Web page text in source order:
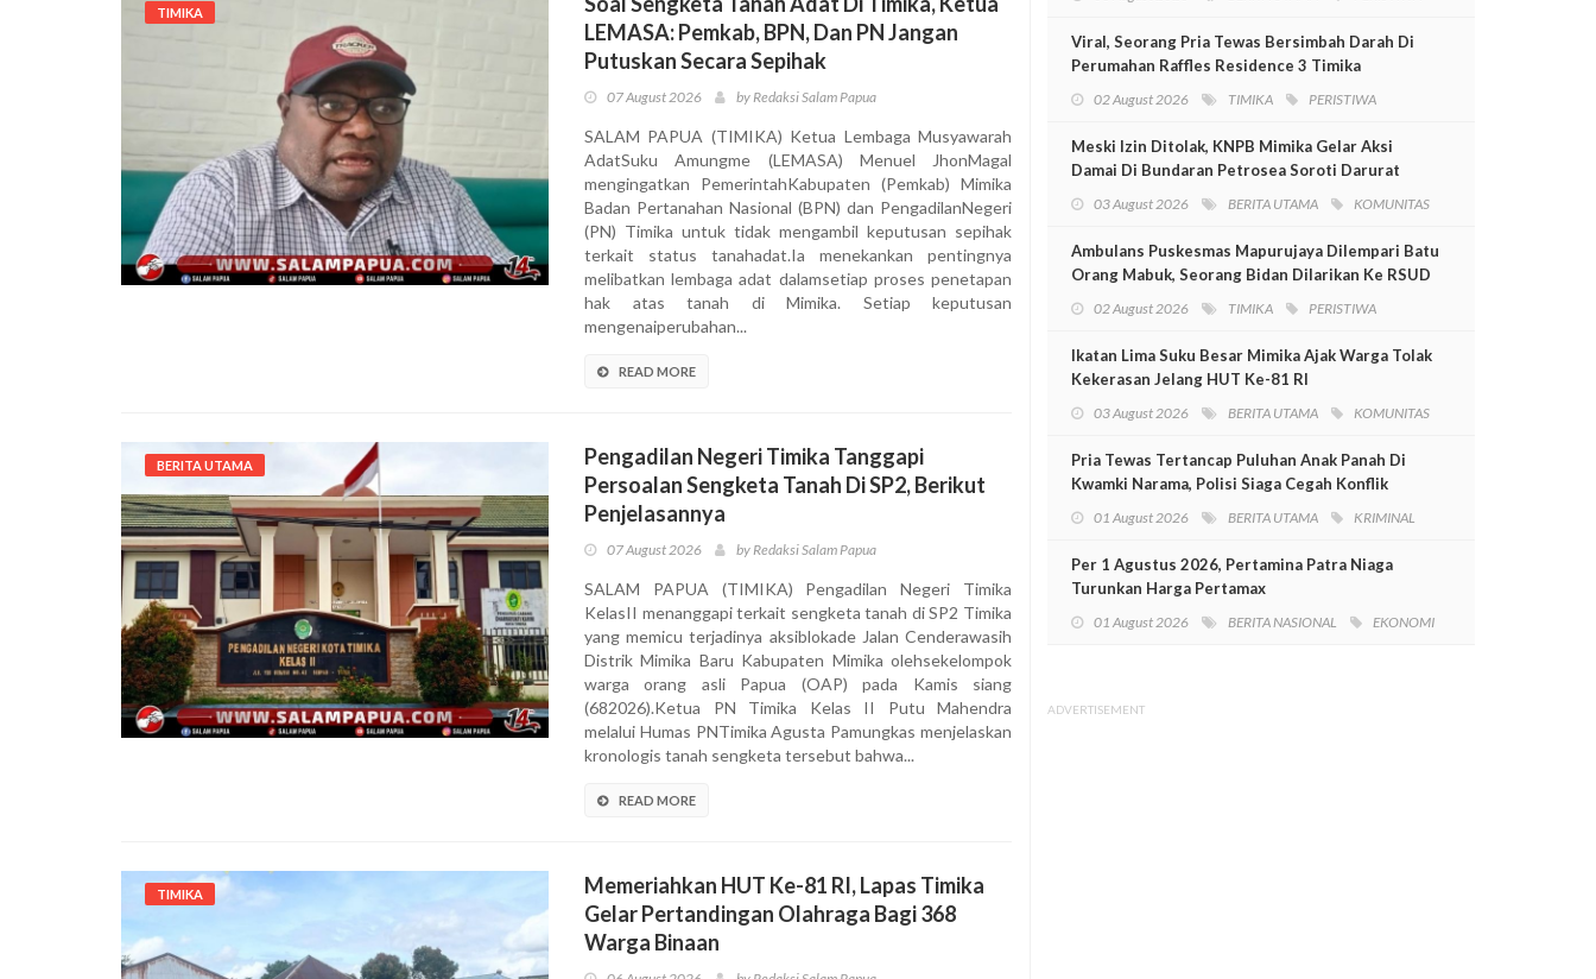
TIMIKA
LEMASA: Pemkab, BPN, Dan PN Jangan
Putuskan Secara Sepihak
07 August 2026 by Redaksi Salam Papua
SALAM PAPUA (TIMIKA) Ketua Lembaga Musyawarah
AdatSuku Amungme (LEMASA) Menuel JhonMagal
mengingatkan PemerintahKabupaten (Pemkab) Mimika
Badan Pertanahan Nasional (BPN) dan PengadilanNegeri
(PN) Timika untuk tidak mengambil keputusan sepihak
terkait status tanahadat.Ia menekankan pentingnya
melibatkan lembaga adat dalamsetiap proses penetapan
hak atas tanah di Mimika. Setiap keputusan
mengenaiperubahan...
READ MORE
BERITA UTAMA
Pengadilan Negeri Timika Tanggapi
Persoalan Sengketa Tanah Di SP2, Berikut
Penjelasannya
07 August 2026 by Redaksi Salam Papua
SALAM PAPUA (TIMIKA) Pengadilan Negeri Timika
KelasII menanggapi terkait sengketa tanah di SP2 Timika
yang memicu terjadinya aksiblokade Jalan Cenderawasih
Distrik Mimika Baru Kabupaten Mimika olehsekelompok
warga orang asli Papua (OAP) pada Kamis siang
(682026).Ketua PN Timika Kelas II Putu Mahendra
melalui Humas PNTimika Agusta Pamungkas menjelaskan
kronologis tanah sengketa tersebut bahwa...
READ MORE
TIMIKA
Memeriahkan HUT Ke-81 RI, Lapas Timika
Gelar Pertandingan Olahraga Bagi 368
Warga Binaan
Viral, Seorang Pria Tewas Bersimbah Darah Di
Perumahan Raffles Residence 3 Timika
02 August 2026 TIMIKA PERISTIWA
Meski Izin Ditolak, KNPB Mimika Gelar Aksi
Damai Di Bundaran Petrosea Soroti Darurat
03 August 2026 BERITA UTAMA KOMUNITAS
Ambulans Puskesmas Mapurujaya Dilempari Batu
Orang Mabuk, Seorang Bidan Dilarikan Ke RSUD
02 August 2026 TIMIKA PERISTIWA
Ikatan Lima Suku Besar Mimika Ajak Warga Tolak
Kekerasan Jelang HUT Ke-81 RI
03 August 2026 BERITA UTAMA KOMUNITAS
Pria Tewas Tertancap Puluhan Anak Panah Di
Kwamki Narama, Polisi Siaga Cegah Konflik
01 August 2026 BERITA UTAMA KRIMINAL
Per 1 Agustus 2026, Pertamina Patra Niaga
Turunkan Harga Pertamax
01 August 2026 BERITA NASIONAL EKONOMI
ADVERTISEMENT